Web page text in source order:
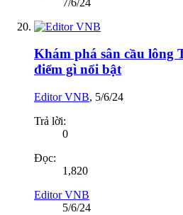
Khám phá sân cầu lông
điểm gì nổi bật
Editor VNB, 5/6/24
Trả lời:
0
Đọc:
1,820
Editor VNB
5/6/24